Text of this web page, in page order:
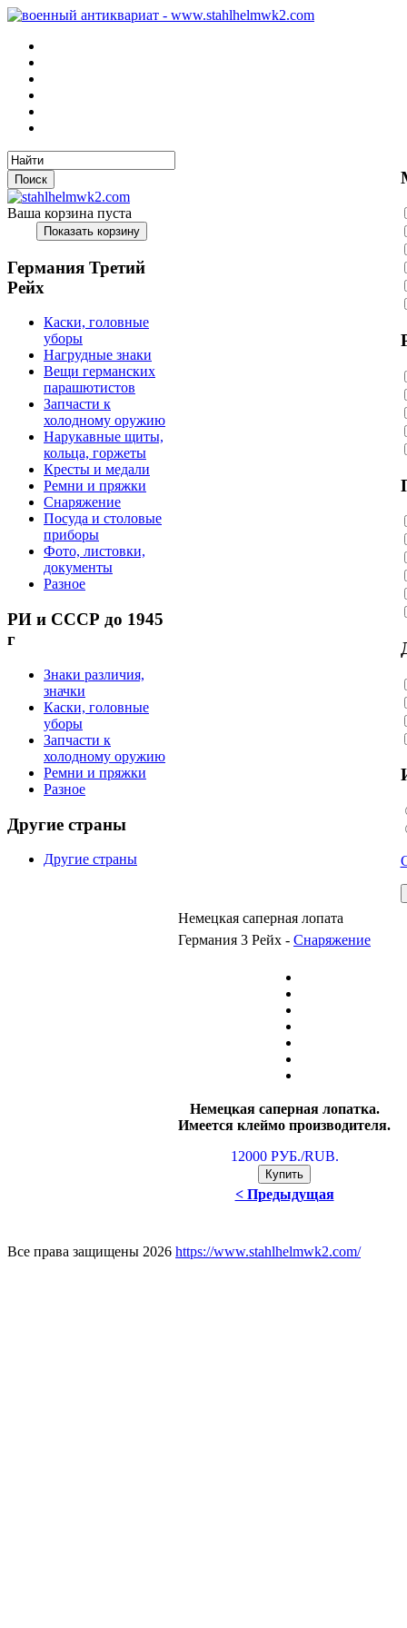
Ваша корзина пуста
Германия Третий
Рейх
Каски, головные
уборы
Нагрудные знаки
Вещи германских
парашютистов
Запчасти к
холодному оружию
Нарукавные щиты,
кольца, горжеты
Кресты и медали
Ремни и пряжки
Снаряжение
Посуда и столовые
приборы
Фото, листовки,
документы
Разное
РИ и СССР до 1945
г
Знаки различия,
значки
Каски, головные
уборы
Запчасти к
холодному оружию
Ремни и пряжки
Разное
Другие страны
Другие страны
Немецкая саперная лопата
Германия 3 Рейх - Снаряжение
Немецкая саперная лопатка.
Имеется клеймо производителя.
12000 РУБ./RUB.
< Предыдущая
Все права защищены 2026 https://www.stahlhelmwk2.com/